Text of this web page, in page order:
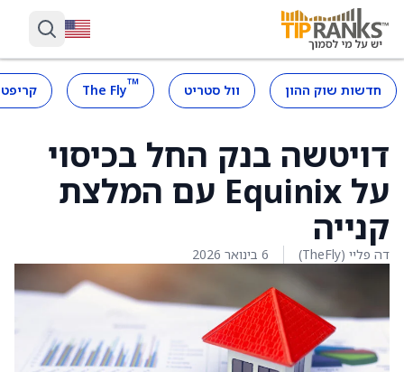
חדשות שוק ההון וול סטריט ™
The Fly
דויטשה בנק החל בכיסוי
על Equinix עם המלצת
קנייה
דה פליי (TheFly) 6 בינואר 2026